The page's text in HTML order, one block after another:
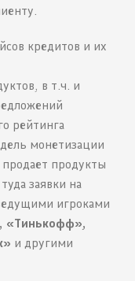
кредитов и их
в т.ч. и
рейтинга
монетизации
продукты
заявки на
игроками
«Тинькофф»,
и другими